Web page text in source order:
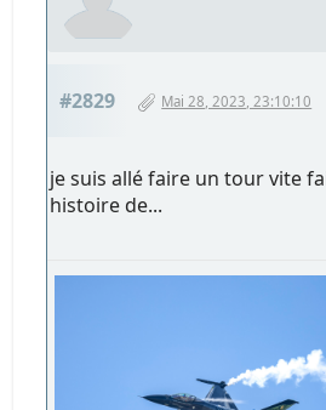
#2829 Mai 28, 2023, 23:10:10
je suis allé faire un tour vite
histoire de...